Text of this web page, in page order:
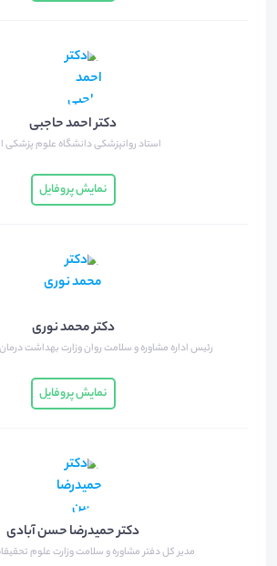
دکتر احمد حاجبی
استاد روانپزشکی دانشگاه علوم پزشکی
نمایش پروفایل
دکتر محمد نوری
رئیس اداره مشاوره و سلامت روان وزارت بهداشت
نمایش پروفایل
دکتر حمیدرضا حسن آبادی
مدیر کل دفتر مشاوره و سلامت وزارت علوم